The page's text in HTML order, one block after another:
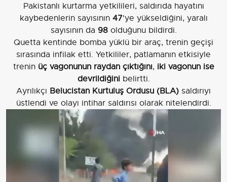
Pakistanlı kurtarma yetkilileri, saldırıda hayatını
kaybedenlerin sayısının 47'ye yükseldiğini, yaralı
sayısının da 98olduğunu bildirdi.
Quetta kentinde bomba yüklü bir araç, trenin geçişi
sırasında infilak etti. Yetkililer, patlamanın etkisiyle
trenin üç vagonunun raydan çıktığını, iki vagonun ise
devrildiğinibelirtti.
Ayrılıkçı Belucistan Kurtuluş Ordusu (BLA) saldırıyı
üstlendi ve olayı intihar saldırısı olarak nitelendirdi.